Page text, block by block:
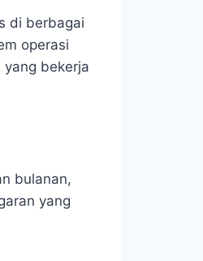
di berbagai
operasi
bekerja
bulanan,
yang